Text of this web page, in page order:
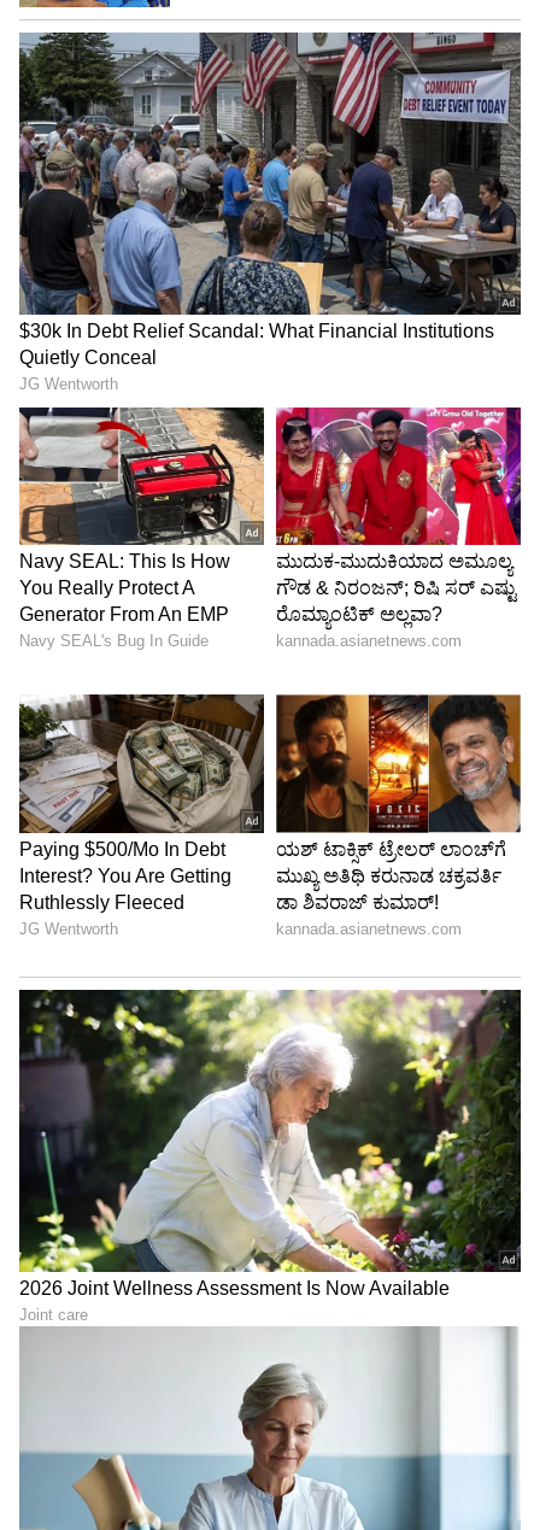
ಮದುವೆ ದುರಂತದಲ್ಲಿ ಅಂತ್ಯ
ಎರಡು ಗುಂಪುಗಳ ಮಾರಾಮಾರಿ ನಿಲ್ಲಿಸಲು ಬಂದ ಹಲವರು
ಗಾಯಗೊಂಡಿದ್ದಾರೆ. ಘಟನೆಯಲ್ಲಿ 6 ಮಂದಿ ಗಂಭೀರವಾಗಿ
ಗಾಯಗೊಂಡಿದ್ದಾರೆ. ಗಾಯಾಳುಗಳ್ನು ಆಸ್ಪತ್ರೆಗೆ
ದಾಖಲಿಸಲಾಗಿದೆ. ಅದ್ಧೂರಿಯಾಗಿ ನಡೆಯಬೇಕಿದ್ದ ಮದುವೆ
ಸಮಾರಂಭ ದುರಂತದಲ್ಲಿ ಅಂತ್ಯಗೊಂಡಿದೆ.
5
5
Image Credit :StockPhoto
ಮದುವೆ ದಿಬ್ಬಣ ಹಾಗೂ ಮದವೆ ಮನೆ ಬಳಿ ಪೊಲೀಸ್ ಇನ್
ಚಾರ್ಜ್ ನಿರ್ಲಕ್ಷ್ಯವಹಿಸಿದ್ದಾರೆ ಅನ್ನೋ ಆರೋಪದಡಿ
ಅಮಾನತುಗೊಂಡಿದ್ದಾರೆ. ಪೊಲೀಸ್ ನಿರ್ಲಕ್ಷ್ಯದಿಂದ ಈ
ಮಾರಾಮಾರಿ ನಡೆದಿದೆ ಎಂದು ಆರೋಪಗಳು ಕೇಳಿಬಂದಿದೆ.
ಘಟನೆ ಇದೀಗ ಗಂಭೀರ ಸ್ವರೂಪ ಪಡೆದುಕೊಂಡಿದೆ.
ಪೊಲೀಸ್ ಅಮಾನತು